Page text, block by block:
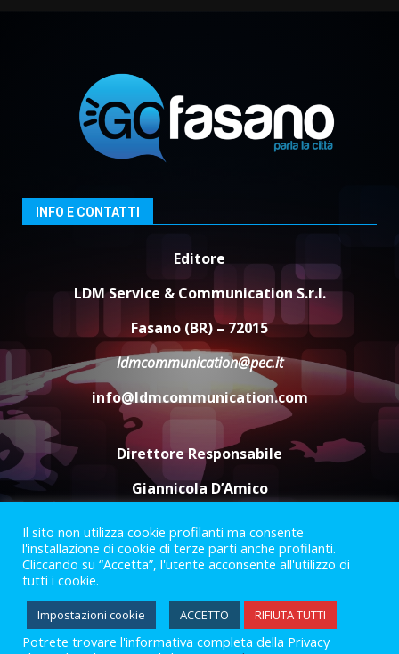
comunale
6 Agosto 2026 08:00
3
Cura dei beni comuni e
cittadinanza attiva: online
Laureto
La magia del Minareto e la prima
Belvedere. Il rapimento”
6 Agosto 2026 06:15
Serie D, l’Us Fasano è escluso
dal campionato
5 Agosto 2026 17:30
INFO E CONTATTI
Editore
LDM Service & Communication S.r.l.
Fasano (BR) – 72015
ldmcommunication@pec.it
info@ldmcommunication.com
Direttore Responsabile
Giannicola D’Amico
Termini e Condizioni
Privacy Policy
Informazioni Legali
Facebook
Instagram
Youtube
2023 © Gofasano|Powered byCreativestudio
Il sito non utilizza cookie profilanti ma consente
l'installazione di cookie di terze parti anche profilanti.
Cliccando su “Accetta”, l'utente acconsente all'utilizzo di
tutti i cookie.
Impostazioni cookie ACCETTO RIFIUTA TUTTI
Potrete trovare l'informativa completa della Privacy